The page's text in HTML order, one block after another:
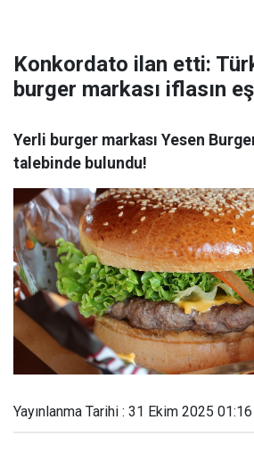
Konkordato ilan etti:
burger markası iflasın
Yerli burger markası Yesen
talebinde bulundu!
Yayınlanma Tarihi : 31 Ekim 2025 01:16